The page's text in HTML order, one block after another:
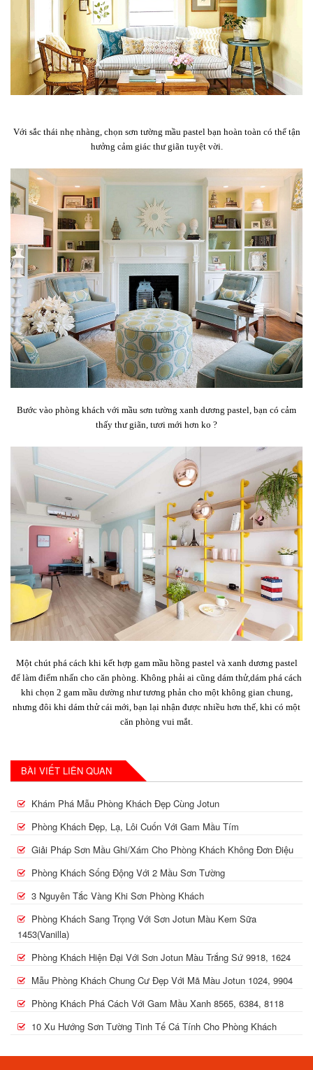
Với sắc thái nhẹ nhàng, chọn sơn tường mầu pastel bạn hoàn toàn có thể tận
hưởng cảm giác thư giãn tuyệt vời.
Bước vào phòng khách với mầu sơn tường xanh dương pastel, bạn có cảm
thấy thư giãn, tươi mới hơn ko ?
Một chút phá cách khi kết hợp gam mầu hồng pastel và xanh dương pastel
để làm điểm nhấn cho căn phòng. Không phải ai cũng dám thử,dám phá cách
khi chọn 2 gam mầu dường như tương phản cho một không gian chung,
nhưng đôi khi dám thử cái mới, bạn lại nhận được nhiều hơn thế, khi có một
căn phòng vui mắt.
BÀI VIẾT LIÊN QUAN
Khám Phá Mẫu Phòng Khách Đẹp Cùng Jotun
Phòng Khách Đẹp, Lạ, Lôi Cuốn Với Gam Mầu Tím
Giải Pháp Sơn Mầu Ghi/xám Cho Phòng Khách Không Đơn Điệu
Phòng Khách Sống Động Với 2 Mầu Sơn Tường
3 Nguyên Tắc Vàng Khi Sơn Phòng Khách
Phòng Khách Sang Trọng Với Sơn Jotun Màu Kem Sữa
1453(vanilla)
Phòng Khách Hiện Đại Với Sơn Jotun Màu Trắng Sứ 9918, 1624
Mẫu Phòng Khách Chung Cư Đẹp Với Mã Màu Jotun 1024, 9904
Phòng Khách Phá Cách Với Gam Mầu Xanh 8565, 6384, 8118
10 Xu Hướng Sơn Tường Tinh Tế Cá Tính Cho Phòng Khách